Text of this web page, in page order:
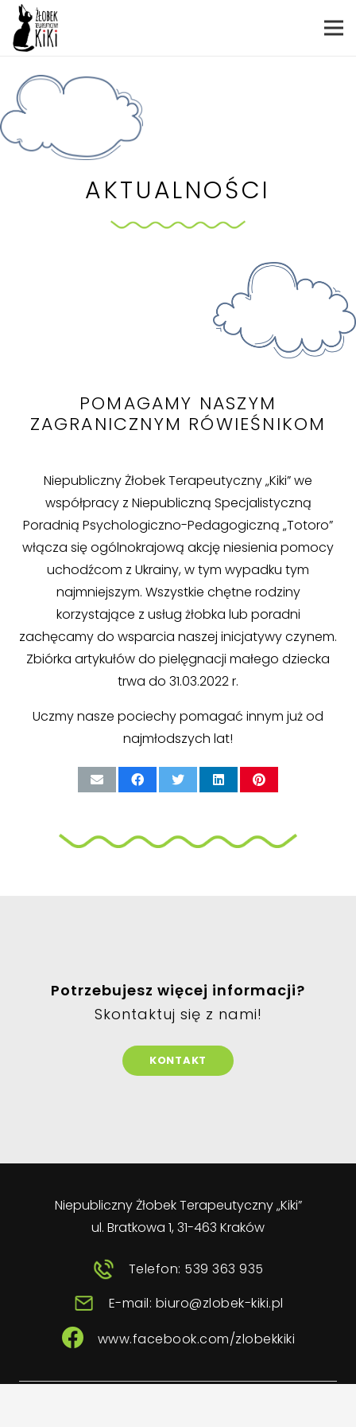
AKTUALNOŚCI
POMAGAMY NASZYM
ZAGRANICZNYM RÓWIEŚNIKOM
Niepubliczny Żłobek Terapeutyczny „Kiki” we
współpracy z Niepubliczną Specjalistyczną
Poradnią Psychologiczno-Pedagogiczną „Totoro”
włącza się ogólnokrajową akcję niesienia pomocy
uchodźcom z Ukrainy, w tym wypadku tym
najmniejszym. Wszystkie chętne rodziny
korzystające z usług żłobka lub poradni
zachęcamy do wsparcia naszej inicjatywy czynem.
Zbiórka artykułów do pielęgnacji małego dziecka
trwa do 31.03.2022 r.
Uczmy nasze pociechy pomagać innym już od
najmłodszych lat!
Potrzebujesz więcej informacji?
Skontaktuj się z nami!
KONTAKT
Niepubliczny Żłobek Terapeutyczny „Kiki”
ul. Bratkowa 1, 31-463 Kraków
Telefon: 539 363 935
E-mail: biuro@zlobek-kiki.pl
www.facebook.com/zlobekkiki